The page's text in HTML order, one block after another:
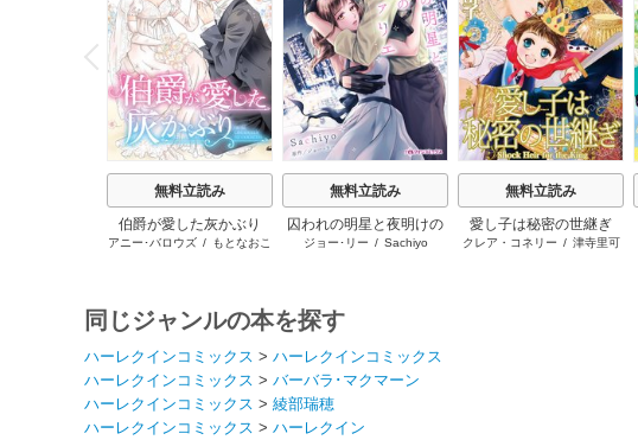
P
r
e
v
i
o
u
s
無料立読み
伯爵が愛した灰かぶり
アニー･バロウズ / もとなおこ
無料立読み
囚われの明星と夜明けの
シュヴァリエ
ジョー･リー / Sachiyo
無料立読み
愛し子は秘密の世継ぎ
クレア・コネリー / 津寺里可
同じジャンルの本を探す
ハーレクインコミックス > ハーレクインコミックス
ハーレクインコミックス > バーバラ･マクマーン
ハーレクインコミックス > 綾部瑞穂
ハーレクインコミックス > ハーレクイン